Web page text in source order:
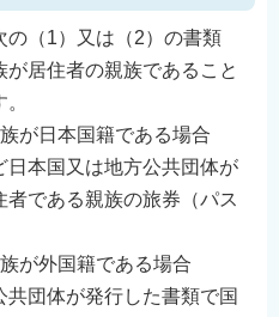
の（1）又は（2）の書類
居住者の親族であること
が日本国籍である場合
日本国又は地方公共団体が
である親族の旅券（パス
が外国籍である場合
団体が発行した書類で国